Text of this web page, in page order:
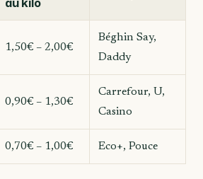
1,50€ – 2,00€
Béghin Say,
Daddy
0,90€ – 1,30€
Carrefour, U,
Casino
0,70€ – 1,00€ Eco+, Pouce